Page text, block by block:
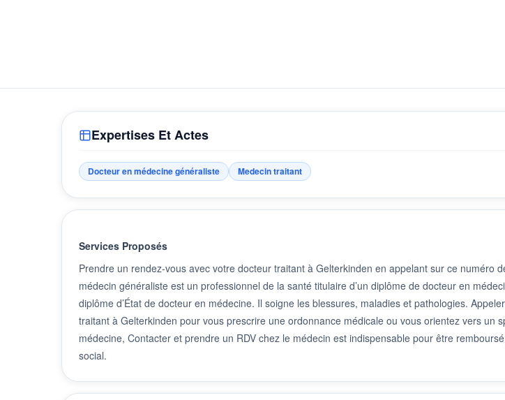
Expertises Et Actes
Docteur en médecine généraliste Medecin traitant
Services Proposés
Prendre un rendez-vous avec votre docteur traitant à Gelterkinden en appelant sur ce numéro
médecin généraliste est un professionnel de la santé titulaire d’un diplôme de docteur en
diplôme d’État de docteur en médecine. Il soigne les blessures, maladies et pathologies.
traitant à Gelterkinden pour vous prescrire une ordonnance médicale ou vous orientez vers un
médecine, Contacter et prendre un RDV chez le médecin est indispensable pour être
social.